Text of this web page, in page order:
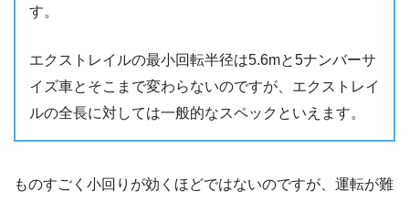
す。
エクストレイルの最小回転半径は5.6mと5ナンバーサ
イズ車とそこまで変わらないのですが、エクストレイ
ルの全長に対しては一般的なスペックといえます。
ものすごく小回りが効くほどではないのですが、運転が難